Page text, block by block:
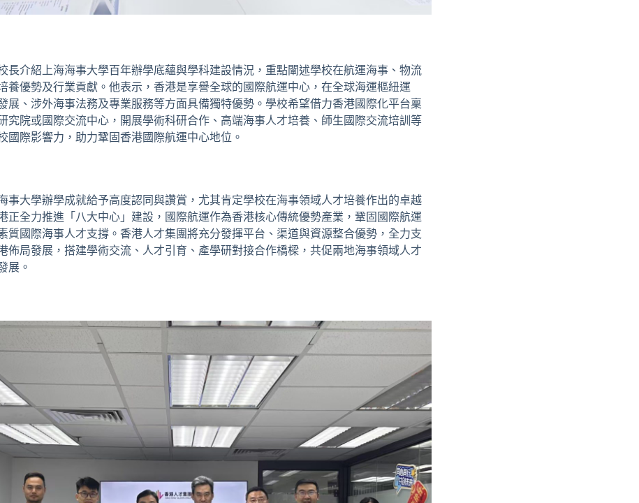
長介紹上海海事大學百年辦學底蘊與學科建設情況，重點闡述學校在航運海事、物流
養優勢及行業貢獻。他表示，香港是享譽全球的國際航運中心，在全球海運樞紐運
展、涉外海事法務及專業服務等方面具備獨特優勢。學校希望借力香港國際化平台稟
究院或國際交流中心，開展學術科研合作、高端海事人才培養、師生國際交流培訓等
國際影響力，助力鞏固香港國際航運中心地位。
事大學辦學成就給予高度認同與讚賞，尤其肯定學校在海事領域人才培養作出的卓越
正全力推進「 八大中心 」建設，國際航運作為香港核心傳統優勢產業，鞏固國際航運
質國際海事人才支撐。香港人才集團將充分發揮平台、渠道與資源整合優勢，全力支
佈局發展，搭建學術交流、人才引育、產學研對接合作橋樑，共促兩地海事領域人才
展。